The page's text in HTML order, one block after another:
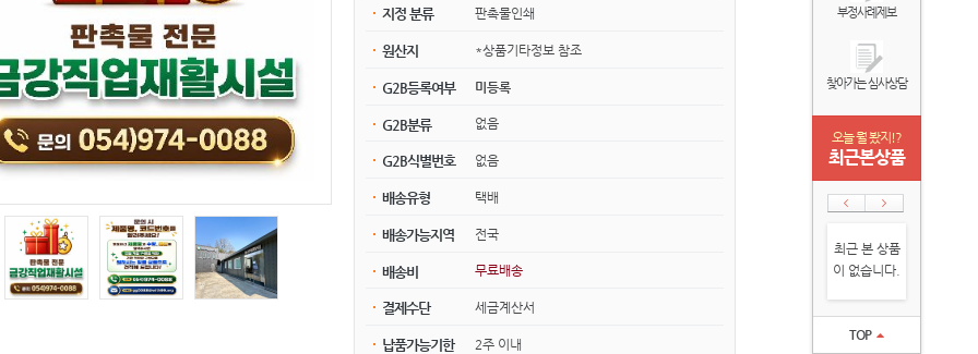
지정 분류 판촉물인쇄
원산지 *상품기타정보 참조
G2B등록여부 미등록
G2B분류 없음
G2B식별번호 없음
배송유형 택배
배송가능지역 전국
배송비 무료배송
결제수단 세금계산서
납품가능기한 2주 이내
부정사례제보
찾아가는 심사상담
오늘 뭘 봤지!?
최근본상품
최근 본 상품
이 없습니다.
TOP